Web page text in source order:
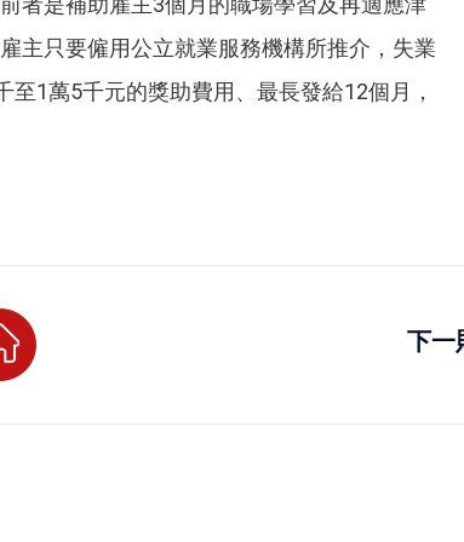
主只要僱用公立就業服務機構所推介，失業
1萬5千元的獎助費用、最長發給12個月，
下一